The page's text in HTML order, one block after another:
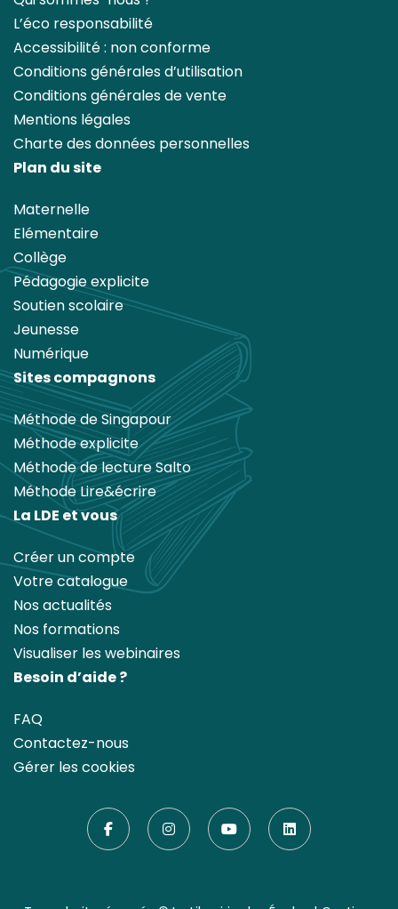
L’éco responsabilité
Accessibilité : non conforme
Conditions générales d’utilisation
Conditions générales de vente
Mentions légales
Charte des données personnelles
Plan du site
Maternelle
Elémentaire
Collège
Pédagogie explicite
Soutien scolaire
Jeunesse
Numérique
Sites compagnons
Méthode de Singapour
Méthode explicite
Méthode de lecture Salto
Méthode Lire&écrire
La LDE et vous
Créer un compte
Votre catalogue
Nos actualités
Nos formations
Visualiser les webinaires
Besoin d’aide ?
FAQ
Contactez-nous
Gérer les cookies